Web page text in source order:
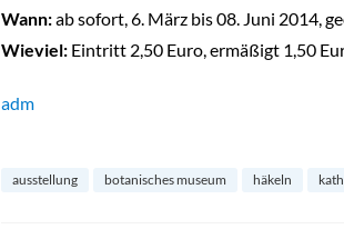
Wann:ab sofort,6. März bis 08. Juni 2014,
Wieviel: Eintritt 2,50 Euro, ermäßigt 1,50
adm
ausstellung botanisches museum häkeln